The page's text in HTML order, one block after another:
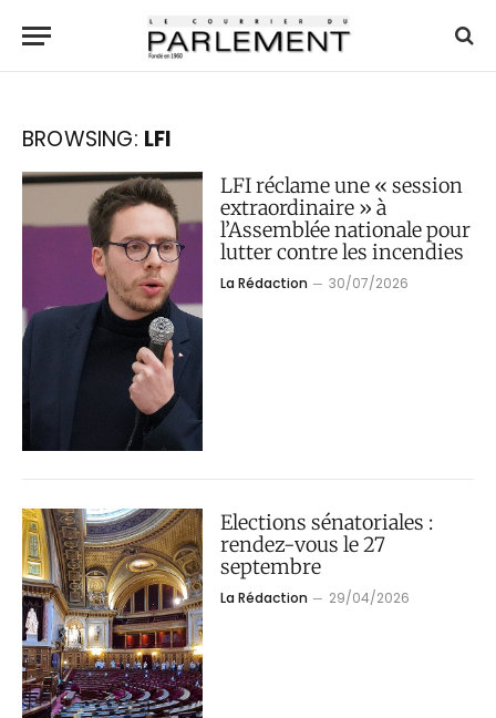
BROWSING: LFI
LFI réclame une « session
extraordinaire » à
l’Assemblée nationale pour
lutter contre les incendies
La Rédaction 30/07/2026
Elections sénatoriales :
rendez-vous le 27
septembre
La Rédaction 29/04/2026